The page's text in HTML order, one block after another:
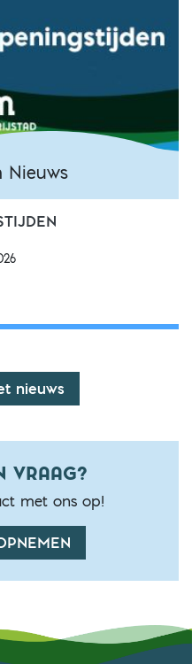
Nieuws
zomervakantie
nieuws
VRAAG?
met ons op!